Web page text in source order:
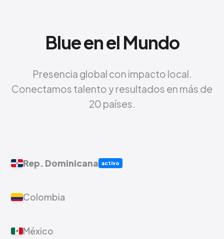
Blue en el Mundo
Presencia global con impacto local.
Conectamos talento y resultados en más de
20 países.
Rep. Dominicana activo
Colombia
México